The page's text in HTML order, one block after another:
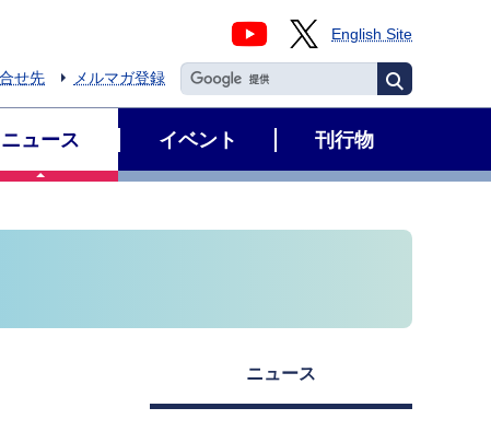
English Site
せ先 メルマガ登録
ニュース イベント 刊行物
ニュース